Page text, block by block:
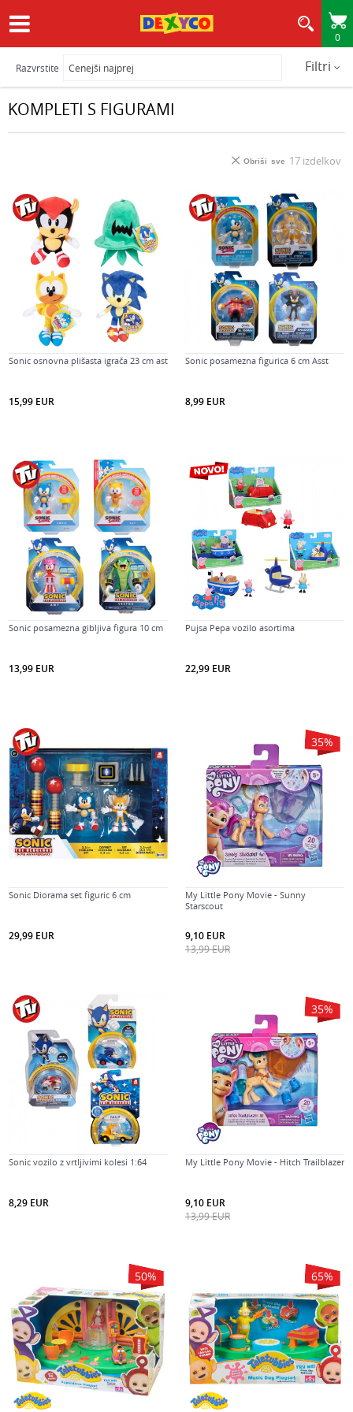
0
KOMPLETI S FIGURAMI
Razvrstite Filtri
17 izdelkov
Obriši sve
Sonic osnovna plišasta igrača 23 cm ast
15,99 EUR
Sonic posamezna figurica 6 cm Asst
8,99 EUR
Sonic posamezna gibljiva figura 10 cm
13,99 EUR
Pujsa Pepa vozilo asortima
22,99 EUR
Sonic Diorama set figuric 6 cm
29,99 EUR
35%
My Little Pony Movie - Sunny
Starscout
9,10 EUR
13,99EUR
Sonic vozilo z vrtljivimi kolesi 1:64
8,29 EUR
35%
My Little Pony Movie - Hitch Trailblazer
9,10 EUR
13,99EUR
50% 65%